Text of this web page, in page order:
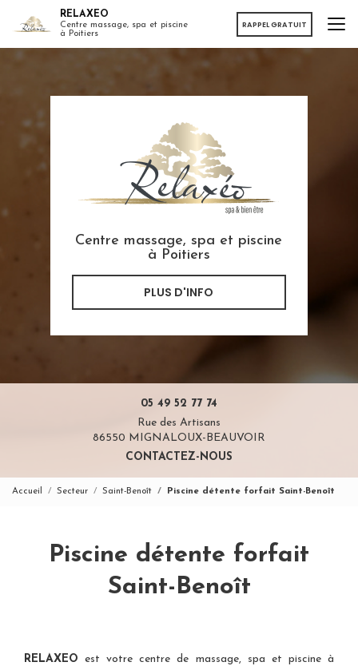
RELAXEO
Centre massage, spa et piscine
à Poitiers
RAPPEL GRATUIT
Centre massage, spa et piscine
à Poitiers
PLUS D'INFO
05 49 52 77 74
Rue des Artisans
86550 MIGNALOUX-BEAUVOIR
CONTACTEZ-NOUS
Accueil Secteur Saint-Benoît Piscine détente forfait Saint-Benoît
Piscine détente forfait
Saint-Benoît
RELAXEO est votrecentre de massage, spa et piscine à